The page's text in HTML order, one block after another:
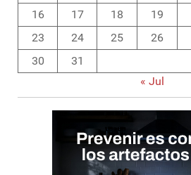
16
17 18 19
23
24 25 26
30
31
« Jul